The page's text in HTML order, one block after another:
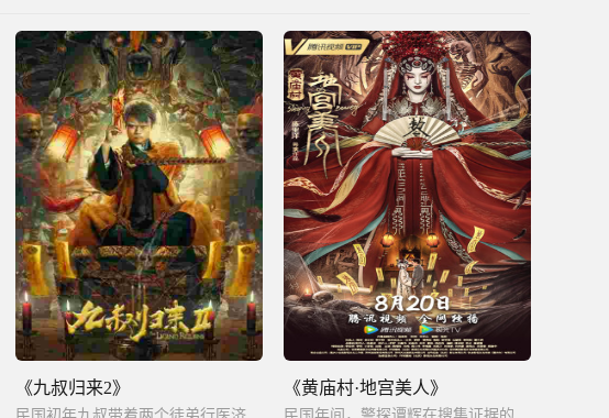
《九叔归来2》 《黄庙村·地宫美人》